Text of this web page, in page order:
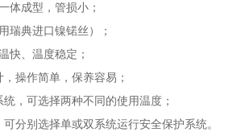
体成型，管损小；
瑞典进口镍锘丝）；
快、温度稳定；
操作简单，保养容易；
，可选择两种不同的使用温度；
分别选择单或双系统运行安全保护系统。